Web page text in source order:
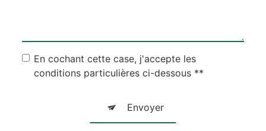
En cochant cette case, j'accepte les
conditions particulières ci-dessous **
Envoyer